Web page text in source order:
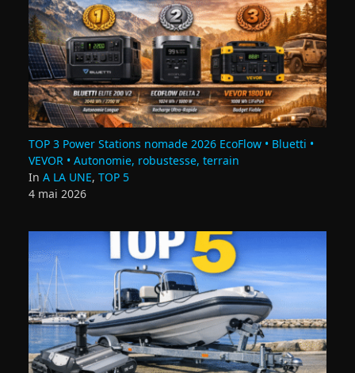
TOP 3 Power Stations nomade 2026 EcoFlow • Bluetti •
VEVOR • Autonomie, robustesse, terrain
In A LA UNE, TOP 5
4 mai 2026